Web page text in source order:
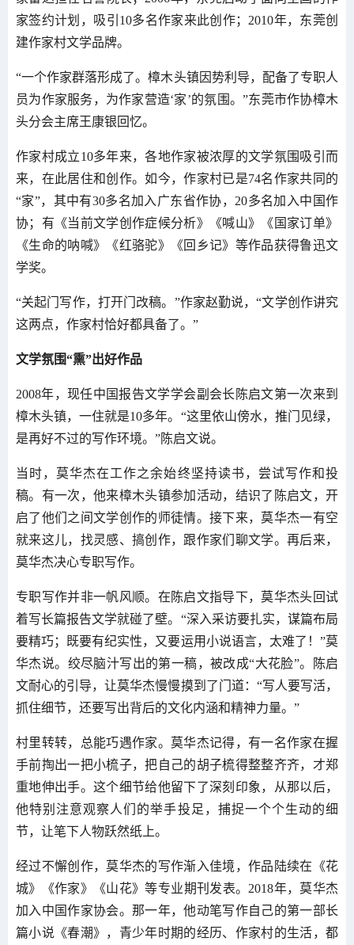
家签约计划，吸引10多名作家来此创作；2010年，东莞创
建作家村文学品牌。
“一个作家群落形成了。樟木头镇因势利导，配备了专职人
员为作家服务，为作家营造‘家’的氛围。”东莞市作协樟木
头分会主席王康银回忆。
作家村成立10多年来，各地作家被浓厚的文学氛围吸引而
来，在此居住和创作。如今，作家村已是74名作家共同的
“家”，其中有30多名加入广东省作协，20多名加入中国作
协；有《当前文学创作症候分析》《喊山》《国家订单》
《生命的呐喊》《红骆驼》《回乡记》等作品获得鲁迅文
学奖。
“关起门写作，打开门改稿。”作家赵勤说，“文学创作讲究
这两点，作家村恰好都具备了。”
文学氛围“熏”出好作品
2008年，现任中国报告文学学会副会长陈启文第一次来到
樟木头镇，一住就是10多年。“这里依山傍水，推门见绿，
是再好不过的写作环境。”陈启文说。
当时，莫华杰在工作之余始终坚持读书，尝试写作和投
稿。有一次，他来樟木头镇参加活动，结识了陈启文，开
启了他们之间文学创作的师徒情。接下来，莫华杰一有空
就来这儿，找灵感、搞创作，跟作家们聊文学。再后来，
莫华杰决心专职写作。
专职写作并非一帆风顺。在陈启文指导下，莫华杰头回试
着写长篇报告文学就碰了壁。“深入采访要扎实，谋篇布局
要精巧；既要有纪实性，又要运用小说语言，太难了！”莫
华杰说。绞尽脑汁写出的第一稿，被改成“大花脸”。陈启
文耐心的引导，让莫华杰慢慢摸到了门道：“写人要写活，
抓住细节，还要写出背后的文化内涵和精神力量。”
村里转转，总能巧遇作家。莫华杰记得，有一名作家在握
手前掏出一把小梳子，把自己的胡子梳得整整齐齐，才郑
重地伸出手。这个细节给他留下了深刻印象，从那以后，
他特别注意观察人们的举手投足，捕捉一个个生动的细
节，让笔下人物跃然纸上。
经过不懈创作，莫华杰的写作渐入佳境，作品陆续在《花
城》《作家》《山花》等专业期刊发表。2018年，莫华杰
加入中国作家协会。那一年，他动笔写作自己的第一部长
篇小说《春潮》，青少年时期的经历、作家村的生活，都